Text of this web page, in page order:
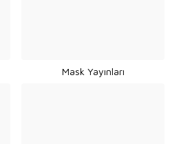
Mask Yayınları